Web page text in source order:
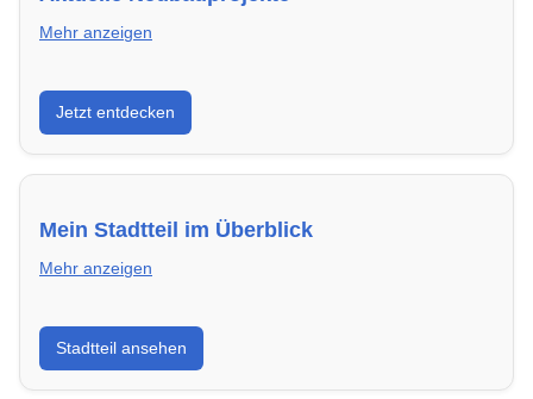
Mehr anzeigen
Entdecke Neubauprojekte in Nordhorn – modern,
energieeffizient und sofort bezugsfertig.
Jetzt entdecken
Mein Stadtteil im Überblick
Mehr anzeigen
Erfahre mehr über deinen Stadtteil in Nordhorn:
Lebensqualität, Verkehrsanbindung, Schulen,
Freizeitmöglichkeiten und Mietpreise.
Stadtteil ansehen